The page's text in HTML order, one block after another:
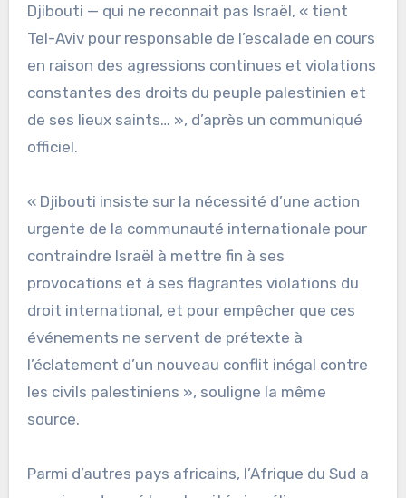
Djibouti — qui ne reconnait pas Israël, « tient
Tel-Aviv pour responsable de l’escalade en cours
en raison des agressions continues et violations
constantes des droits du peuple palestinien et
de ses lieux saints… », d’après un communiqué
officiel.
« Djibouti insiste sur la nécessité d’une action
urgente de la communauté internationale pour
contraindre Israël à mettre fin à ses
provocations et à ses flagrantes violations du
droit international, et pour empêcher que ces
événements ne servent de prétexte à
l’éclatement d’un nouveau conflit inégal contre
les civils palestiniens », souligne la même
source.
Parmi d’autres pays africains, l’Afrique du Sud a